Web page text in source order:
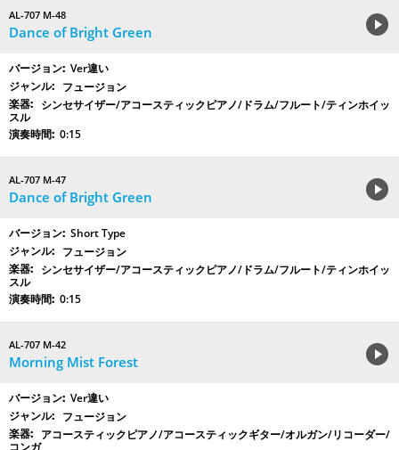
AL-707 M-48
Dance of Bright Green
Ver違い
フュージョン
シンセサイザー/アコースティックピアノ/ドラム/フルート/ティンホイッ
スル
0:15
AL-707 M-47
Dance of Bright Green
Short Type
フュージョン
シンセサイザー/アコースティックピアノ/ドラム/フルート/ティンホイッ
スル
0:15
AL-707 M-42
Morning Mist Forest
Ver違い
フュージョン
アコースティックピアノ/アコースティックギター/オルガン/リコーダー/